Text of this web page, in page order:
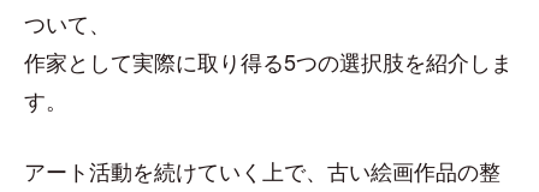
ついて、
作家として実際に取り得る5つの選択肢を紹介しま
す。
アート活動を続けていく上で、古い絵画作品の整